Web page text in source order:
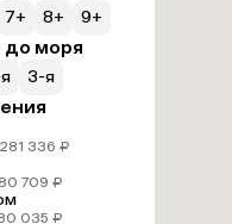
7+ 8+ 9+
до моря
3-я
336 ₽
709 ₽
035 ₽